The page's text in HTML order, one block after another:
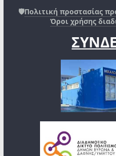
🛡️Πολιτική προστασίας
Όροι χρήσης